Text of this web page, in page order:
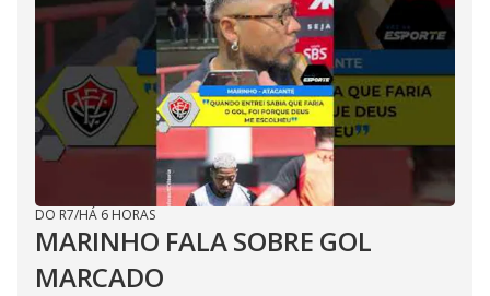
DO R7/HÁ 6 HORAS
MARINHO FALA SOBRE GOL
MARCADO